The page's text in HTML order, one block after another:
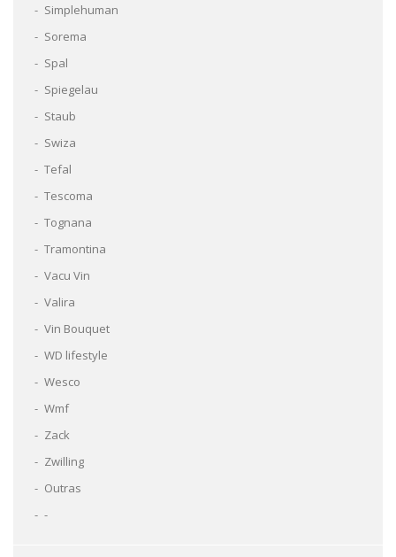
Simplehuman
Sorema
Spal
Spiegelau
Staub
Swiza
Tefal
Tescoma
Tognana
Tramontina
Vacu Vin
Valira
Vin Bouquet
WD lifestyle
Wesco
Wmf
Zack
Zwilling
Outras
-